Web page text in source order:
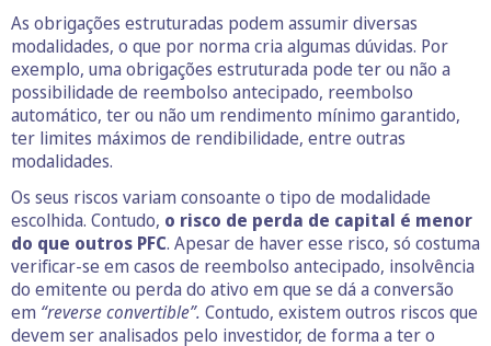
As obrigações estruturadas podem assumir diversas
modalidades, o que por norma cria algumas dúvidas. Por
exemplo, uma obrigações estruturada pode ter ou não a
possibilidade de reembolso antecipado, reembolso
automático, ter ou não um rendimento mínimo garantido,
ter limites máximos de rendibilidade, entre outras
modalidades.
Os seus riscos variam consoante o tipo de modalidade
escolhida. Contudo, o risco de perda de capital é menor
do que outros PFC. Apesar de haver esse risco, só costuma
verificar-se em casos de reembolso antecipado, insolvência
do emitente ou perda do ativo em que se dá a conversão
em “reverse convertible”. Contudo, existem outros riscos que
devem ser analisados pelo investidor, de forma a ter o